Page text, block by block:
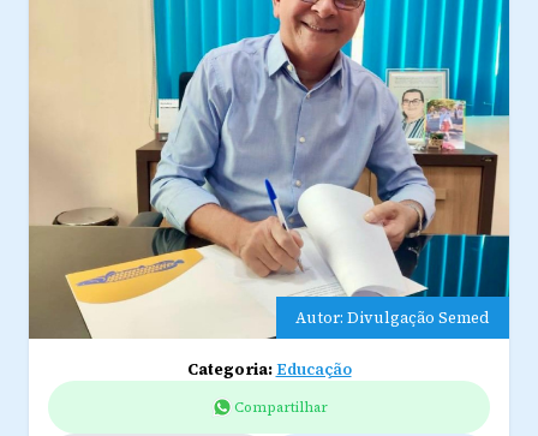
Autor: Divulgação Semed
Categoria:Educação
Compartilhar